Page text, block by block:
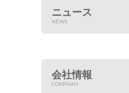
ニュース
NEWS
会社情報
COMPANY